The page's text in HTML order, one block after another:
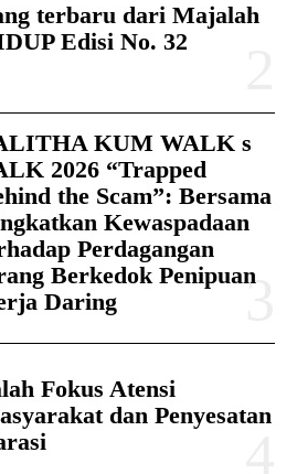
terbaru dari Majalah
Edisi No. 32
KUM WALK s
2026 “Trapped
the Scam”: Bersama
Kewaspadaan
Perdagangan
Berkedok Penipuan
Daring
Fokus Atensi
dan Penyesatan